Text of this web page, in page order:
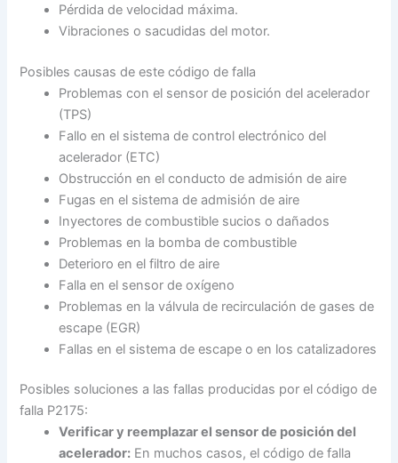
Pérdida de velocidad máxima.
Vibraciones o sacudidas del motor.
Posibles causas de este código de falla
Problemas con el sensor de posición del acelerador
(TPS)
Fallo en el sistema de control electrónico del
acelerador (ETC)
Obstrucción en el conducto de admisión de aire
Fugas en el sistema de admisión de aire
Inyectores de combustible sucios o dañados
Problemas en la bomba de combustible
Deterioro en el filtro de aire
Falla en el sensor de oxígeno
Problemas en la válvula de recirculación de gases de
escape (EGR)
Fallas en el sistema de escape o en los catalizadores
Posibles soluciones a las fallas producidas por el código de
falla P2175:
Verificar y reemplazar el sensor de posición del
acelerador: En muchos casos, el código de falla